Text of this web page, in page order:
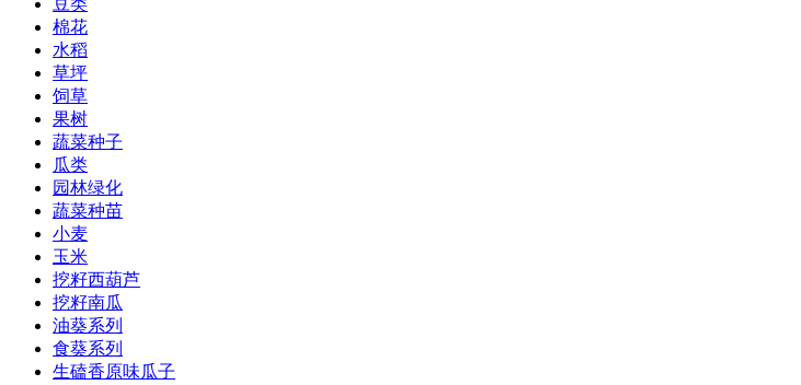
豆类
棉花
水稻
草坪
饲草
果树
蔬菜种子
瓜类
园林绿化
蔬菜种苗
小麦
玉米
挖籽西葫芦
挖籽南瓜
油葵系列
食葵系列
生磕香原味瓜子